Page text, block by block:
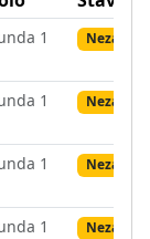
1
1
1
1